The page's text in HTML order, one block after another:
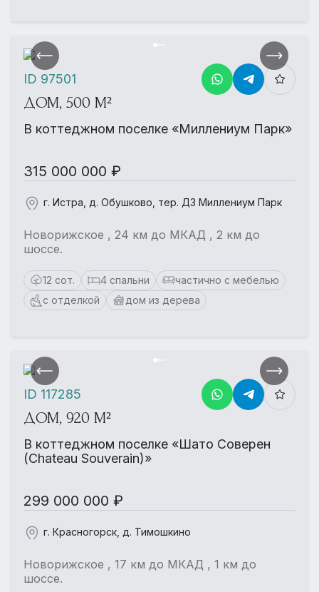
ДОМ, 500 М²
В коттеджном поселке «Миллениум Парк»
315 000 000 ₽
г. Истра, д. Обушково, тер. ДЗ Миллениум Парк
Новорижское , 24 км до МКАД , 2 км до
шоссе.
12 сот. 4 спальни
частично с мебелью
с отделкой
дом из дерева
ID 97501
ДОМ, 920 М²
В коттеджном поселке «Шато Соверен
(Chateau Souverain)»
299 000 000 ₽
г. Красногорск, д. Тимошкино
Новорижское , 17 км до МКАД , 1 км до
шоссе.
ID 117285